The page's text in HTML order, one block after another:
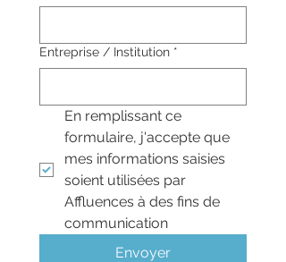
Entreprise / Institution *
En remplissant ce
formulaire, j'accepte que
mes informations saisies
soient utilisées par
Affluences à des fins de
communication
Envoyer